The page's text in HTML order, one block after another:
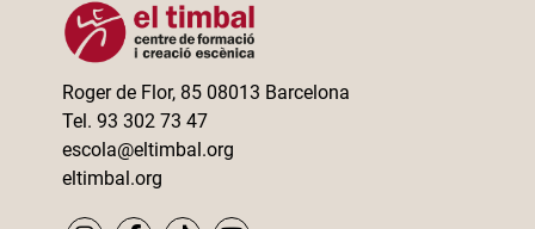
Roger de Flor, 85 08013 Barcelona
Tel. 93 302 73 47
escola@eltimbal.org
eltimbal.org